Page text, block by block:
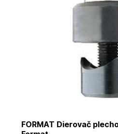
FORMAT Dierovač